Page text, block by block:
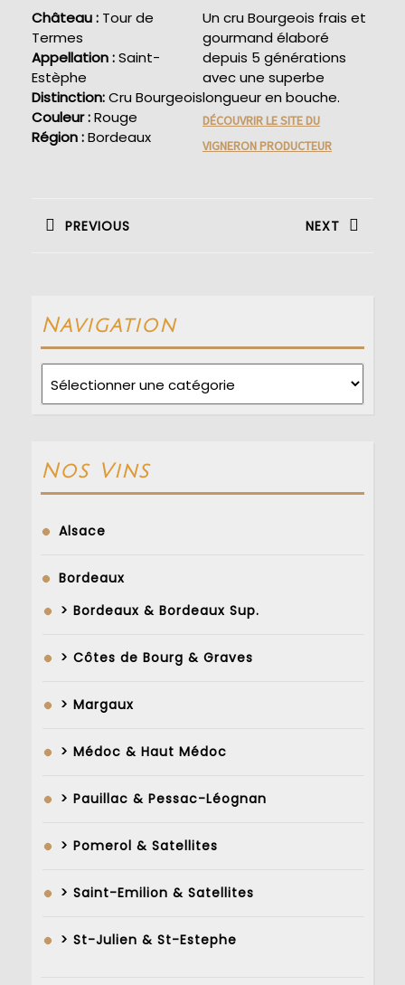
Un cru Bourgeois frais et
gourmand élaboré
depuis 5 générations
avec une superbe
longueur en bouche.
Château : Tour de
Termes
Appellation :Saint-
Estèphe
Distinction:Cru Bourgeois
Couleur :Rouge
Région :Bordeaux
DÉCOUVRIR LE SITE DU
VIGNERON PRODUCTEUR
dePREVIOUS NEXT
Navigation
Nos Vins
Alsace
Bordeaux
> Bordeaux & Bordeaux Sup.
> Côtes de Bourg & Graves
> Margaux
> Médoc & Haut Médoc
> Pauillac & Pessac-Léognan
> Pomerol & Satellites
> Saint-Emilion & Satellites
> St-Julien & St-Estephe